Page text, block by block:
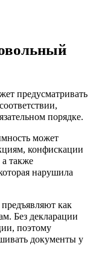
предусматривать
порядке.
может
конфискации
также
нарушила
как
Без декларации
поэтому
документы у